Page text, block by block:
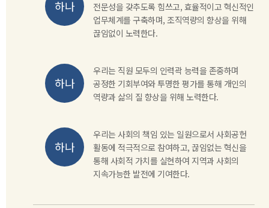
전문성을 갖추도록 힘쓰고, 효율적이고 혁신적인
업무체계를 구축하며, 조직역량의 향상을 위해
끊임없이 노력한다.
우리는 직원 모두의 인력곽 능력을 존중하며
공정한 기회부여와 투명한 평가를 통해 개인의
역량과 삶의 질 향상을 위해 노력한다.
우리는 사회의 책임 있는 일원으로서 사회공헌
활동에 적극적으로 참여하고, 끊임없는 혁신을
통해 사회적 가치를 실현하여 지역과 사회의
지속가능한 발전에 기여한다.